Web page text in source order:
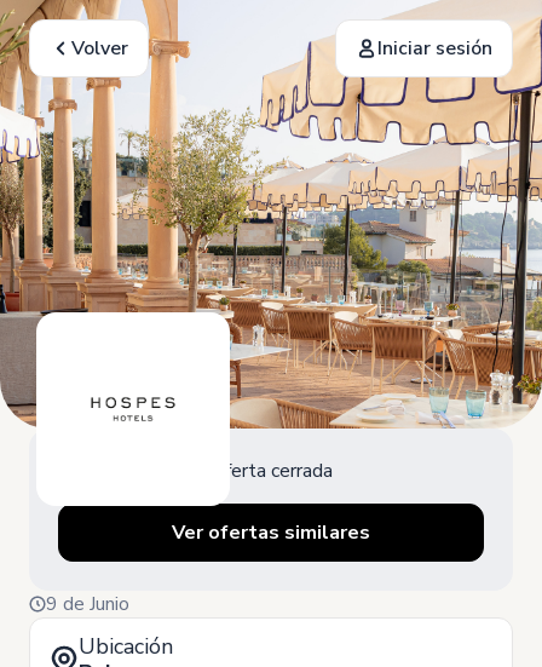
Volver Iniciar sesión
Oferta cerrada
Ver ofertas similares
9 de Junio
Ubicación